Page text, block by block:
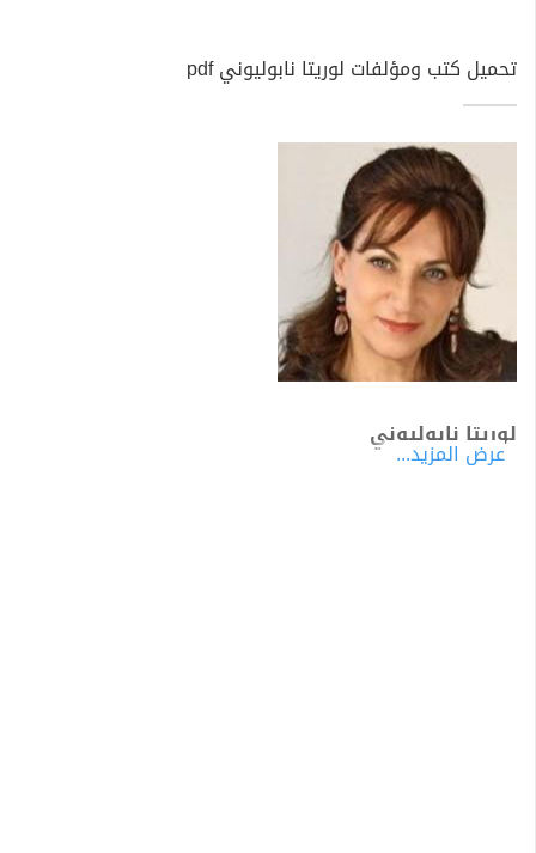
تحميل كتب ومؤلفات لوريتا نابوليوني pdf
لوريتا نابوليوني
عرض المزيد...